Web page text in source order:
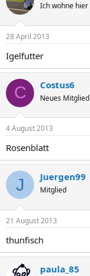
Ich wohne hier
28 April 2013
Igelfutter
C Costus6
Neues Mitglied
4 August 2013
Rosenblatt
J Juergen99
Mitglied
21 August 2013
thunfisch
paula_85